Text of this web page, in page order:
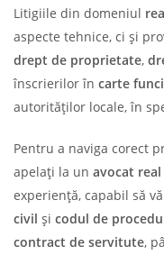
Litigiile din domeniul
aspecte tehnice, ci și
drept de proprietate,
înscrierilor în carte
autorităților locale, în
Pentru a naviga corect
apelați la un avocat
experiență, capabil să
civil și codul de
contract de servitute,